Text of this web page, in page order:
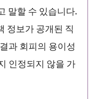
말할 수 있습니다.
정보가 공개된 직
과 회피의 용이성
인정되지 않을 가